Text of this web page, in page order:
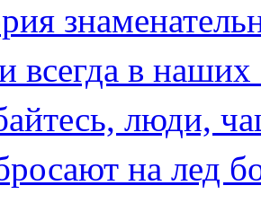
всегда в наших
люди,
на лед